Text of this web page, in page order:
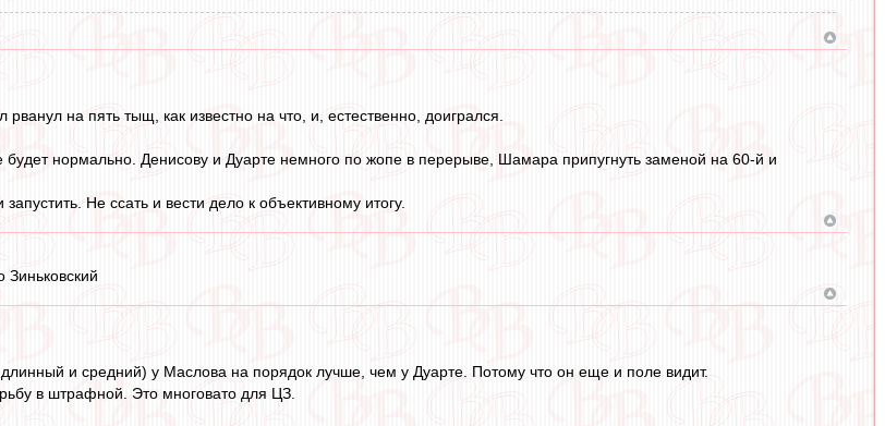
на пять тыщ, как известно на что, и, естественно, доигрался.
будет нормально. Денисову и Дуарте немного по жопе в перерыве, Шамара припугнуть заменой на 60-й и
Не ссать и вести дело к объективному итогу.
и средний) у Маслова на порядок лучше, чем у Дуарте. Потому что он еще и поле видит.
в штрафной. Это многовато для ЦЗ.